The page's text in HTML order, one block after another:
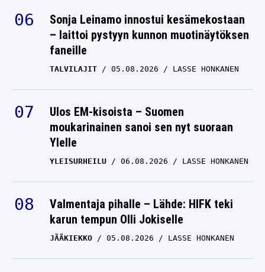
Sonja Leinamo innostui kesämekostaan
– laittoi pystyyn kunnon muotinäytöksen
faneille
TALVILAJIT 05.08.2026 LASSE HONKANEN
Ulos EM-kisoista – Suomen
moukarinainen sanoi sen nyt suoraan
Ylelle
YLEISURHEILU 06.08.2026 LASSE HONKANEN
Valmentaja pihalle – Lähde: HIFK teki
karun tempun Olli Jokiselle
JÄÄKIEKKO 05.08.2026 LASSE HONKANEN